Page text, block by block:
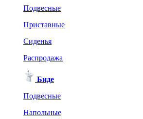
Подвесные
Приставные
Сиденья
Распродажа
Биде
Подвесные
Напольные